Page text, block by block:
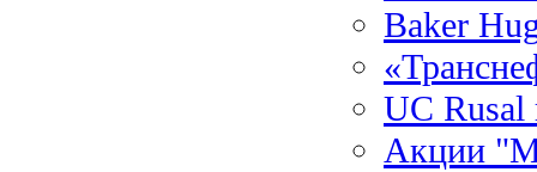
Baker
UC Rusal
Акции